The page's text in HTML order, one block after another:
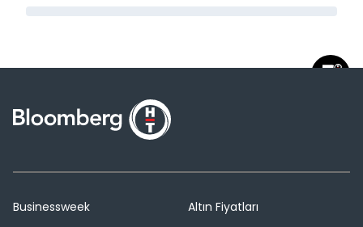
Businessweek
Altın Fiyatları